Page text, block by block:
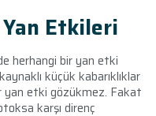
Yan Etkileri
herhangi bir yan etki
küçük kabarıklıklar
yan etki gözükmez. Fakat
karşı direnç